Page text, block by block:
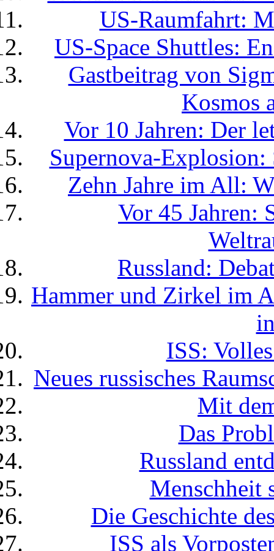
US-Raumfahrt:
US-Space Shuttles:
Gastbeitrag von
Kosmos
Vor 10 Jahren: Der
Supernova-Explosion:
Zehn Jahre im All:
Vor 45 Jahren:
Russland:
Hammer und Zirkel im
ISS:
Neues russisches
Mit
Das
Russland
Menschheit
Die Geschichte
ISS als